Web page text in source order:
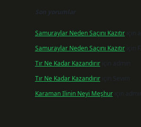
Son yorumlar
Samuraylar Neden Saçını Kazıtıriçin
Samuraylar Neden Saçını Kazıtıriçin
Tır Ne Kadar Kazandırıriçin
admin
Tır Ne Kadar Kazandırıriçin Sevim
Karaman Ilinin Neyi Meşhuriçin admin